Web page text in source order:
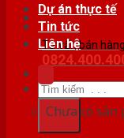
Tư vấn bán hàng
Tìm
kiếm:
Dự án thực tế
Tin tức
Liên hệ
Chưa có